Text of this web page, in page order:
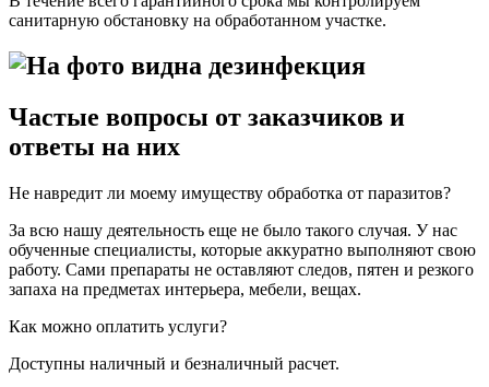
санитарную обстановку на обработанном участке.
Частые вопросы от заказчиков и
ответы на них
Не навредит ли моему имуществу обработка от паразитов?
За всю нашу деятельность еще не было такого случая. У нас
обученные специалисты, которые аккуратно выполняют свою
работу. Сами препараты не оставляют следов, пятен и резкого
запаха на предметах интерьера, мебели, вещах.
Как можно оплатить услуги?
Доступны наличный и безналичный расчет.